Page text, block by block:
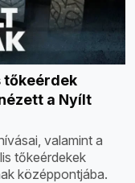
tőkeérdek
a Nyílt
valamint a
tőkeérdekek
középpontjába.